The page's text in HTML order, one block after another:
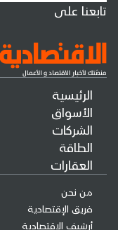
الرئيسية
الأسواق
الشركات
الطاقة
العقارات
من نحن
فريق الإقتصادية
أرشيف الإقتصادية
تابعنا على